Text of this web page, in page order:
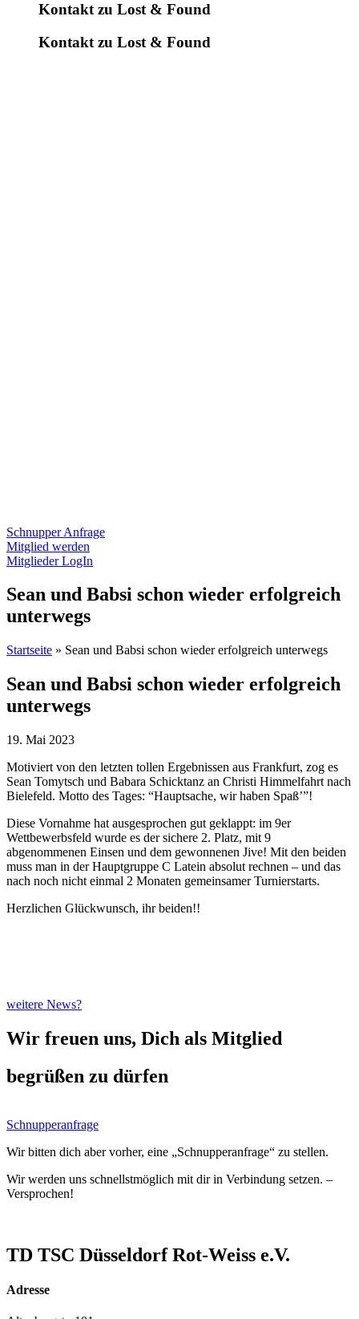
Kontakt zu Lost & Found
Kontakt zu Lost & Found
Schnupper Anfrage
Mitglied werden
Mitglieder LogIn
Sean und Babsi schon wieder erfolgreich
unterwegs
Startseite » Sean und Babsi schon wieder erfolgreich unterwegs
Sean und Babsi schon wieder erfolgreich
unterwegs
19. Mai 2023
Motiviert von den letzten tollen Ergebnissen aus Frankfurt, zog es
Sean Tomytsch und Babara Schicktanz an Christi Himmelfahrt nach
Bielefeld. Motto des Tages: “Hauptsache, wir haben Spaß’”!
Diese Vornahme hat ausgesprochen gut geklappt: im 9er
Wettbewerbsfeld wurde es der sichere 2. Platz, mit 9
abgenommenen Einsen und dem gewonnenen Jive! Mit den beiden
muss man in der Hauptgruppe C Latein absolut rechnen – und das
nach noch nicht einmal 2 Monaten gemeinsamer Turnierstarts.
Herzlichen Glückwunsch, ihr beiden!!
weitere News?
Wir freuen uns, Dich als Mitglied
begrüßen zu dürfen
Schnupperanfrage
Wir bitten dich aber vorher, eine „Schnupperanfrage“ zu stellen.
Wir werden uns schnellstmöglich mit dir in Verbindung setzen. –
Versprochen!
TD TSC Düsseldorf Rot-Weiss e.V.
Adresse